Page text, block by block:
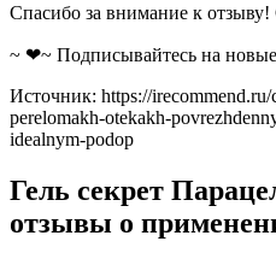
Спасибо за внимание к
~ ❤~ Подписывайтесь на
Источник: https://
perelomakh-otekakh-
idealnym-podop
Гель секрет
отзывы о